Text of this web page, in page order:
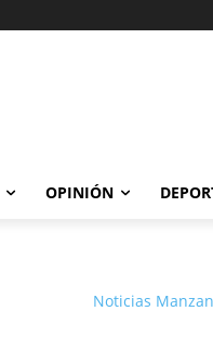
OPINIÓN
Noticias